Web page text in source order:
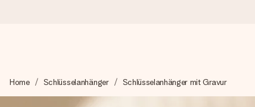
Wir bereiten dein Geschenk sorgfältig vor und schicken es
zählt.
Home Schlüsselanhänger Schlüsselanhänger mit Gravur